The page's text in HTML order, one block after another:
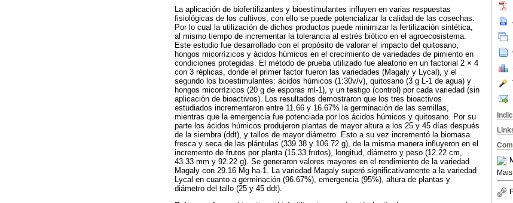
Mais
La aplicación de biofertilizantes y bioestimulantes influyen en varias respuestas
fisiológicas de los cultivos, con ello se puede potencializar la calidad de las cosechas.
Por lo cual la utilización de dichos productos puede minimizar la fertilización sintética,
al mismo tiempo de incrementar la tolerancia al estrés biótico en el agroecosistema.
Este estudio fue desarrollado con el propósito de valorar el impacto del quitosano,
hongos micorrízicos y ácidos húmicos en el crecimiento de variedades de pimiento en
condiciones protegidas. El método de prueba utilizado fue aleatorio en un factorial 2 × 4
con 3 réplicas, donde el primer factor fueron las variedades (Magaly y Lycal), y el
segundo los bioestimulantes: ácidos húmicos (1:30v/v), quitosano (3 g L-1 de agua) y
hongos micorrízicos (20 g de esporas ml-1), y un testigo (control) por cada variedad (sin
aplicación de bioactivos). Los resultados demostraron que los tres bioactivos
estudiados incrementaron entre 11.66 y 16.67% la germinación de las semillas,
mientras que la emergencia fue potenciada por los ácidos húmicos y quitosano. Por su
parte los ácidos húmicos produjeron plantas de mayor altura a los 25 y 45 días después
de la siembra (ddt), y tallos de mayor diámetro. Esto a su vez incrementó la biomasa
fresca y seca de las plántulas (339.38 y 106.72 g), de la misma manera influyeron en el
incremento de frutos por planta (15.33 frutos), longitud, diámetro y peso (12.22 cm,
43.33 mm y 92.22 g). Se generaron valores mayores en el rendimiento de la variedad
Magaly con 29.16 Mg ha-1. La variedad Magaly superó significativamente a la variedad
Lycal en cuanto a germinación (96.67%), emergencia (95%), altura de plantas y
diámetro del tallo (25 y 45 ddt).